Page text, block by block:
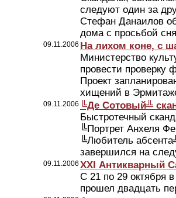
следуют один за
Стефан Данаилов
дома с просьбой
09.11.2006 На лихом коне, с
Министерство
провести проверку
Проект
хищений в
09.11.2006 ╚Де Сотовый╩
Быстротечный
╚Портрет Анхеля
╚Любитель
завершился на
09.11.2006 XXI Антикварный
С 21 по 29 октября
прошел двадцать